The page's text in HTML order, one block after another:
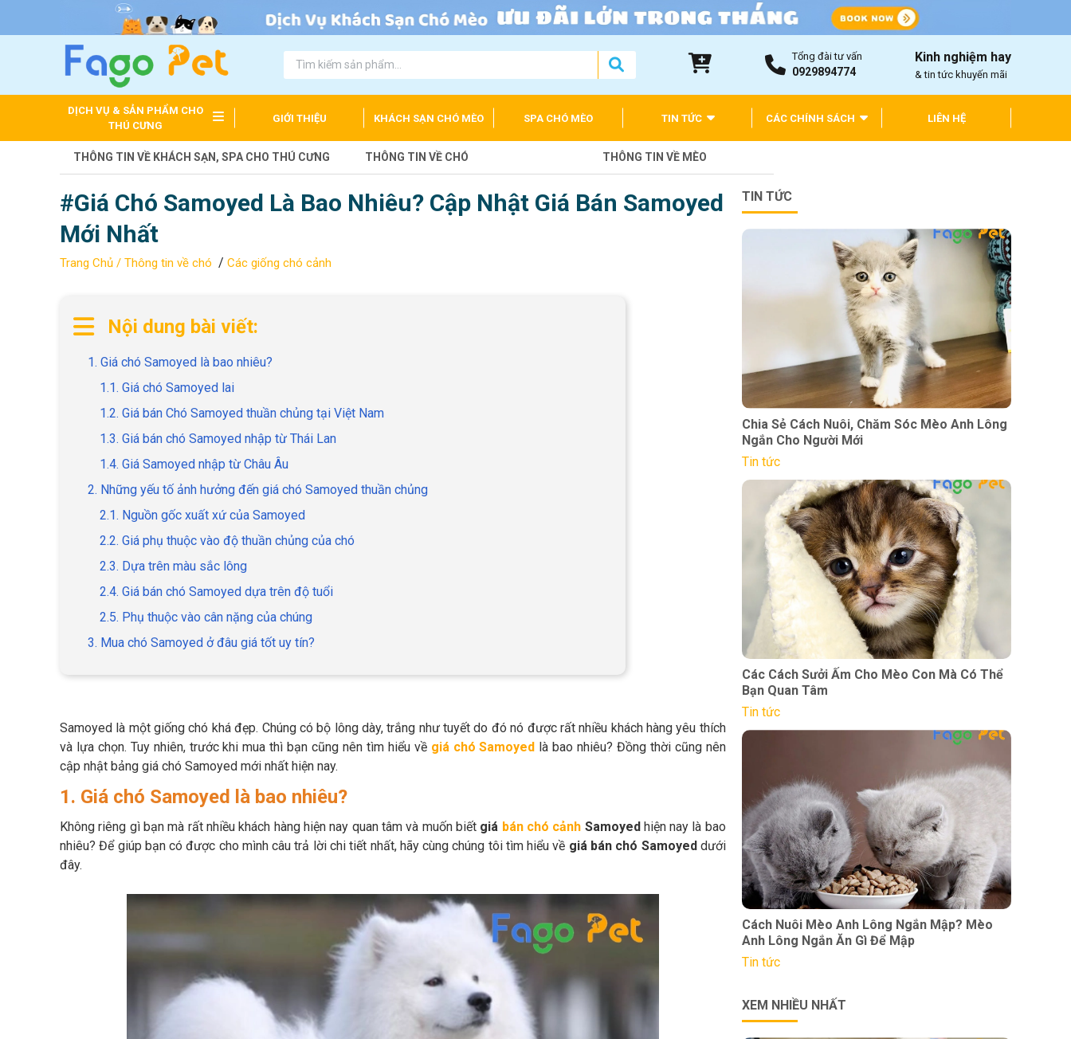
Tổng đài tư vấn
0929894774
Kinh nghiệm hay
& tin tức khuyến mãi
DỊCH VỤ & SẢN PHẨM CHO
THÚ CƯNG
GIỚI THIỆU KHÁCH SẠN CHÓ MÈO SPA CHÓ MÈO TIN TỨC CÁC CHÍNH SÁCH LIÊN HỆ
THÔNG TIN VỀ KHÁCH SẠN, SPA CHO THÚ CƯNG THÔNG TIN VỀ CHÓ THÔNG TIN VỀ MÈO
#Giá Chó Samoyed Là Bao Nhiêu? Cập Nhật Giá Bán Samoyed
Mới Nhất
Trang Chủ / Thông tin về chó / Các giống chó cảnh
Nội dung bài viết:
1. Giá chó Samoyed là bao nhiêu?
1.1. Giá chó Samoyed lai
1.2. Giá bán Chó Samoyed thuần chủng tại Việt Nam
1.3. Giá bán chó Samoyed nhập từ Thái Lan
1.4. Giá Samoyed nhập từ Châu Âu
2. Những yếu tố ảnh hưởng đến giá chó Samoyed thuần chủng
2.1. Nguồn gốc xuất xứ của Samoyed
2.2. Giá phụ thuộc vào độ thuần chủng của chó
2.3. Dựa trên màu sắc lông
2.4. Giá bán chó Samoyed dựa trên độ tuổi
2.5. Phụ thuộc vào cân nặng của chúng
3. Mua chó Samoyed ở đâu giá tốt uy tín?
Samoyed là một giống chó khá đẹp. Chúng có bộ lông dày, trắng như tuyết do đó nó được rất nhiều khách hàng yêu thích
và lựa chọn. Tuy nhiên, trước khi mua thì bạn cũng nên tìm hiểu về giá chó Samoyed là bao nhiêu? Đồng thời cũng nên
cập nhật bảng giá chó Samoyed mới nhất hiện nay.
1. Giá chó Samoyed là bao nhiêu?
Không riêng gì bạn mà rất nhiều khách hàng hiện nay quan tâm và muốn biết giá bán chó cảnh Samoyedhiện nay là bao
nhiêu? Để giúp bạn có được cho mình câu trả lời chi tiết nhất, hãy cùng chúng tôi tìm hiểu về giá bán chó Samoyeddưới
đây.
TIN TỨC
Chia Sẻ Cách Nuôi, Chăm Sóc Mèo Anh Lông
Ngắn Cho Người Mới
Tin tức
Các Cách Sưởi Ấm Cho Mèo Con Mà Có Thể
Bạn Quan Tâm
Tin tức
Cách Nuôi Mèo Anh Lông Ngắn Mập? Mèo
Anh Lông Ngắn Ăn Gì Để Mập
Tin tức
XEM NHIỀU NHẤT